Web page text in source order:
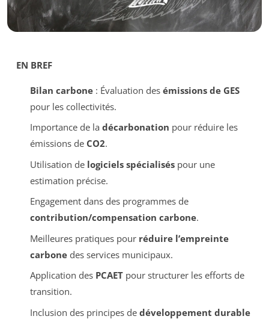
EN BREF
Bilan carbone: Évaluation des émissions de GES
pour les collectivités.
Importance de la décarbonation pour réduire les
émissions de CO2.
Utilisation de logiciels spécialiséspour une
estimation précise.
Engagement dans des programmes de
contribution/compensation carbone.
Meilleures pratiques pour réduire l’empreinte
carbonedes services municipaux.
Application des PCAETpour structurer les efforts de
transition.
Inclusion des principes de développement durable